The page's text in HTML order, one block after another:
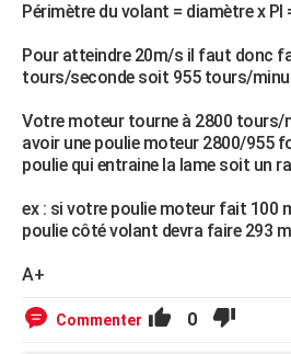
Périmètre du volant = diamètre x PI
Pour atteindre 20m/s il faut donc
tours/seconde soit 955 tours/
Votre moteur tourne à 2800 tours/
avoir une poulie moteur 2800/955
poulie qui entraine la lame soit un
ex : si votre poulie moteur fait 100
poulie côté volant devra faire 293
A+
Commenter 0